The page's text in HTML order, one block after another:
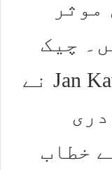
چیک
ری پبلک کے صدر Jan Kavan نے
خطاب